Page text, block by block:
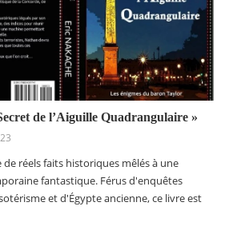
de l’Aiguille Quadrangulaire »
de réels faits historiques mêlés à une
fantastique. Férus d'enquêtes
et d'Égypte ancienne, ce livre est